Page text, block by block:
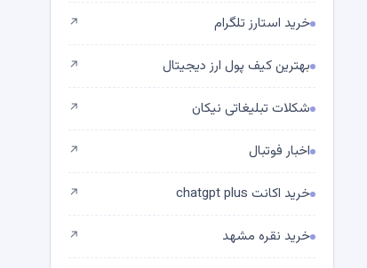
خرید استارز تلگرام ↗
بهترین کیف پول ارز دیجیتال ↗
شکلات تبلیغاتی نیکان ↗
اخبار فوتبال ↗
خرید اکانت chatgpt plus ↗
خرید نقره مشهد ↗